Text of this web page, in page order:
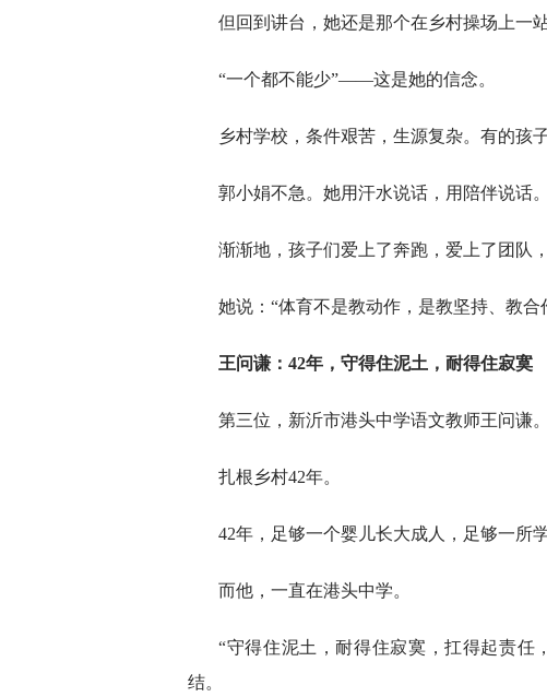
但回到讲台，她还是那个在乡村操场上一
“一个都不能少”——这是她的信念。
乡村学校，条件艰苦，生源复杂。有的孩
郭小娟不急。她用汗水说话，用陪伴说话。
渐渐地，孩子们爱上了奔跑，爱上了团队
她说：“体育不是教动作，是教坚持、教合
王问谦：42年，守得住泥土，耐得住寂寞
第三位，新沂市港头中学语文教师王问谦。
扎根乡村42年。
42年，足够一个婴儿长大成人，足够一所
而他，一直在港头中学。
“守得住泥土，耐得住寂寞，扛得起责
结。